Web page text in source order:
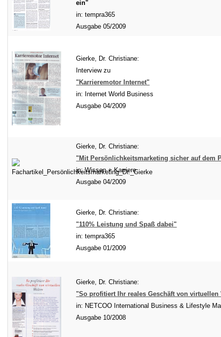
ein"
in: tempra365
Ausgabe 05/2009
Gierke, Dr. Christiane:
Interview zu
"Karrieremotor Internet"
in: Internet World Business
Ausgabe 04/2009
Gierke, Dr. Christiane:
"Mit Persönlichkeitsmarketing sicher auf dem
in: Wissen + Karriere
Ausgabe 04/2009
Gierke, Dr. Christiane:
"110% Leistung und Spaß dabei"
in: tempra365
Ausgabe 01/2009
Gierke, Dr. Christiane:
"So profitiert Ihr reales Geschäft von virtuellen
in: NETCOO International Business & Lifestyle
Ausgabe 10/2008